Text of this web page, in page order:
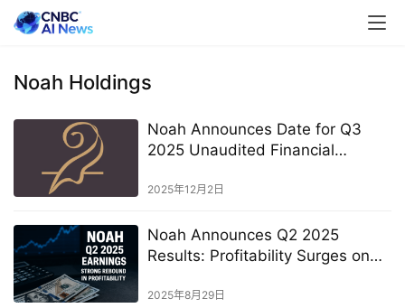
Noah Holdings
Noah Announces Date for Q3
2025 Unaudited Financial
2025年12月2日
Noah Announces Q2 2025
Results: Profitability Surges on
International Expansion
2025年8月29日